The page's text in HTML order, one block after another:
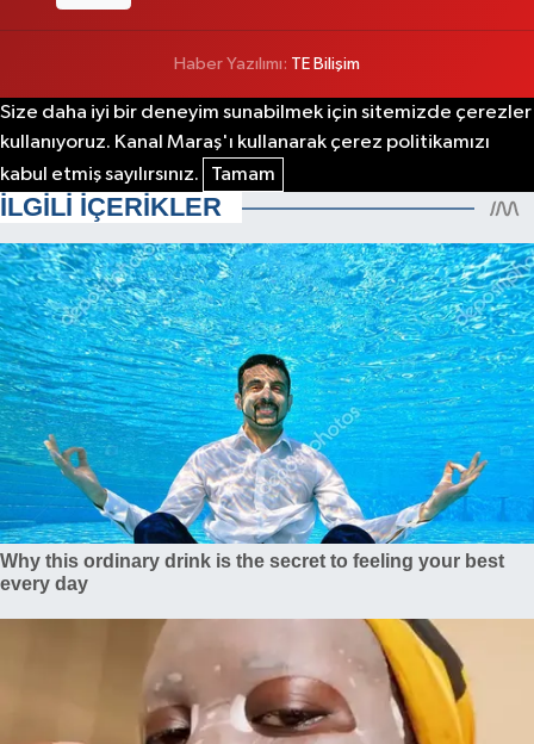
Haber Yazılımı: TE Bilişim
Size daha iyi bir deneyim sunabilmek için sitemizde çerezler
kullanıyoruz. Kanal Maraş'ı kullanarak çerez politikamızı
kabul etmiş sayılırsınız.
Tamam